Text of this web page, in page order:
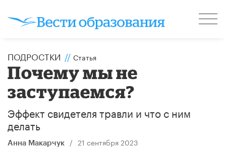
ПОДРОСТКИ // Статья
Почему мы не
заступаемся?
Эффект свидетеля травли и что с ним
делать
Анна Макарчук / 21 сентября 2023